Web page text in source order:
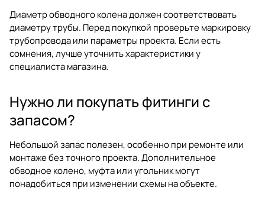
Диаметр обводного колена должен соответствовать
диаметру трубы. Перед покупкой проверьте маркировку
трубопровода или параметры проекта. Если есть
сомнения, лучше уточнить характеристики у
специалиста магазина.
Нужно ли покупать фитинги с
запасом?
Небольшой запас полезен, особенно при ремонте или
монтаже без точного проекта. Дополнительное
обводное колено, муфта или угольник могут
понадобиться при изменении схемы на объекте.